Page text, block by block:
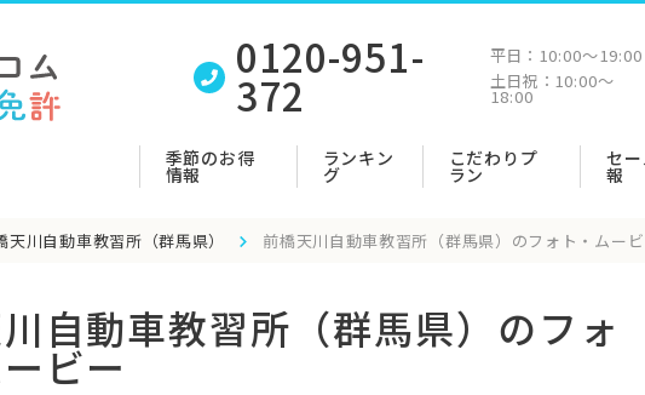
0120-951-
372
平日： 10:00〜19:00
土日祝： 10:00〜
18:00
季節のお得
情報
ランキン
グ
こだわりプ
ラン
セ
報
天川自動車教習所（群馬県） 前橋天川自動車教習所（群馬県）のフォト・ムー
自動車教習所（群馬県）のフォ
ビー